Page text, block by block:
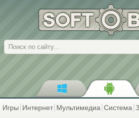
Поиск
Игры Интернет Мультимедиа Система